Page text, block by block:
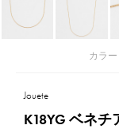
カラ
Jouete
K18YG ベネ